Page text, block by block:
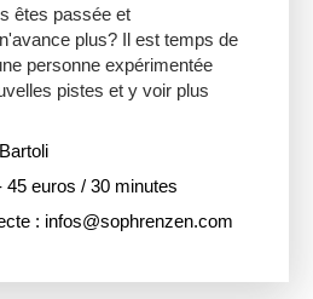
êtes passée et
plus? Il est temps de
personne expérimentée
pistes et y voir plus
45 euros / 30 minutes
: infos@sophrenzen.com